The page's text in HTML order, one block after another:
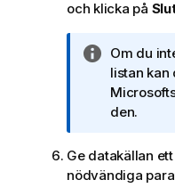
och klicka på
A
n
t
e
k
n
Om du
listan kan
den.
Ge datakällan
nödvändiga